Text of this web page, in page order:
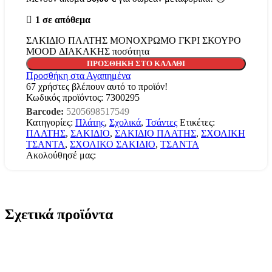
1 σε απόθεμα
ΣΑΚΙΔΙΟ ΠΛΑΤΗΣ ΜΟΝΟΧΡΩΜΟ ΓΚΡΙ ΣΚΟΥΡΟ
MOOD ΔΙΑΚΑΚΗΣ ποσότητα
ΠΡΟΣΘΉΚΗ ΣΤΟ ΚΑΛΆΘΙ
Προσθήκη στα Αγαπημένα
67 χρήστες βλέπουν αυτό το προϊόν!
Κωδικός προϊόντος: 7300295
Barcode: 5205698517549
Κατηγορίες: Πλάτης, Σχολικά, Τσάντες Ετικέτες:
ΠΛΑΤΗΣ, ΣΑΚΙΔΙΟ, ΣΑΚΙΔΙΟ ΠΛΑΤΗΣ, ΣΧΟΛΙΚΗ
ΤΣΑΝΤΑ, ΣΧΟΛΙΚΟ ΣΑΚΙΔΙΟ, ΤΣΑΝΤΑ
Ακολούθησέ μας:
Σχετικά προϊόντα